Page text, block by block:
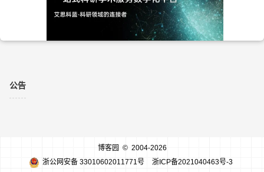
公告
博客园 © 2004-2026
浙公网安备 33010602011771号
浙ICP备2021040463号-3